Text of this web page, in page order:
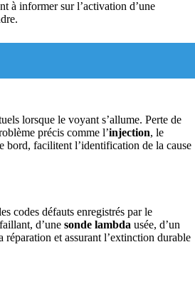
à informer sur l’activation d’une
lorsque le voyant s’allume. Perte de
précis comme l’injection, le
bord, facilitent l’identification de la cause
codes défauts enregistrés par le
d’une sonde lambda usée, d’un
et assurant l’extinction durable